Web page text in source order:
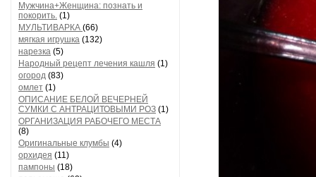
Мужчина+Женщина: познать и
покорить. (1)
МУЛЬТИВАРКА (66)
мягкая игрушка (132)
нарезка (5)
Народный рецепт лечения кашля (1)
огород (83)
омлет (1)
ОПИСАНИЕ БЕЛОЙ ВЕЧЕРНЕЙ
СУМКИ С АНТРАЦИТОВЫМИ РОЗ (1)
ОРГАНИЗАЦИЯ РАБОЧЕГО МЕСТА
(8)
Оригинальные клумбы (4)
орхидея (11)
пампоны (18)